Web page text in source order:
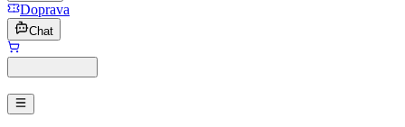
Doprava
Chat